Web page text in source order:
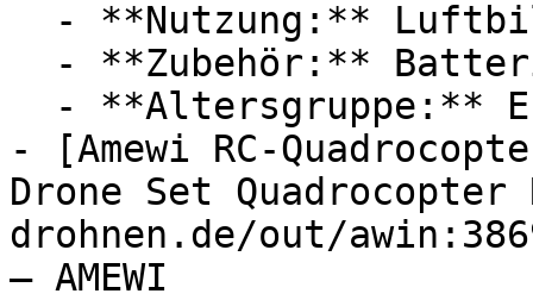
- [Amewi RC-
Drone Set
drohnen.de/out/
— AMEWI